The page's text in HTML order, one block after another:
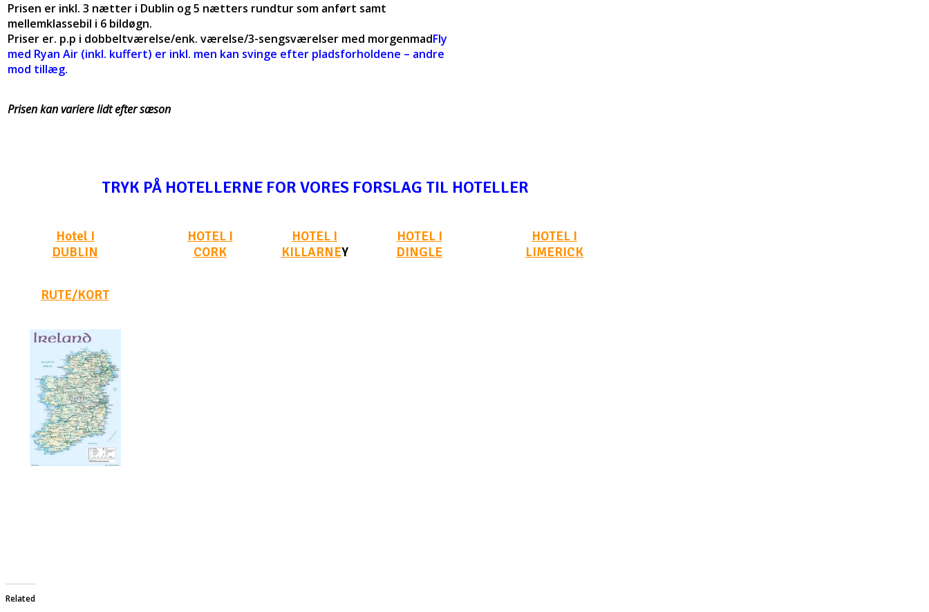
Prisen er inkl. 3 nætter i Dublin og 5 nætters rundtur som anført samt
mellemklassebil i 6 bildøgn.
Priser er. p.p i dobbeltværelse/enk. værelse/3-sengsværelser med morgenmadFly
med Ryan Air (inkl. kuffert) er inkl. men kan svinge efter pladsforholdene – andre
mod tillæg.
Prisen kan variere lidt efter sæson
TRYK PÅ HOTELLERNE FOR VORES FORSLAG TIL HOTELLER
Hotel I
DUBLIN
HOTEL I
CORK
HOTEL I
KILLARNEY
HOTEL I
DINGLE
HOTEL I
LIMERICK
RUTE/KORT
Related